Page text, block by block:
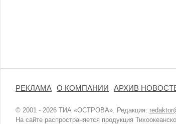
РЕКЛАМА О КОМПАНИИ АРХИВ
© 2001 - 2026 ТИА «ОСТРОВА». Редакция:
На сайте распространяется продукция